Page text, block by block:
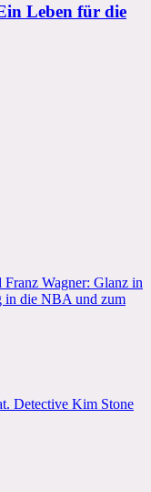
Leben für die
Wagner: Glanz in
in die NBA und zum
Detective Kim Stone